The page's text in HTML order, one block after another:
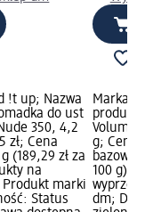
!t up; Nazwa
do ust
350, 4,2
zł; Cena
(189,29 zł za
na
Produkt marki
Status
Marka:
g; Cena:
bazowa:
100 g);
dm;